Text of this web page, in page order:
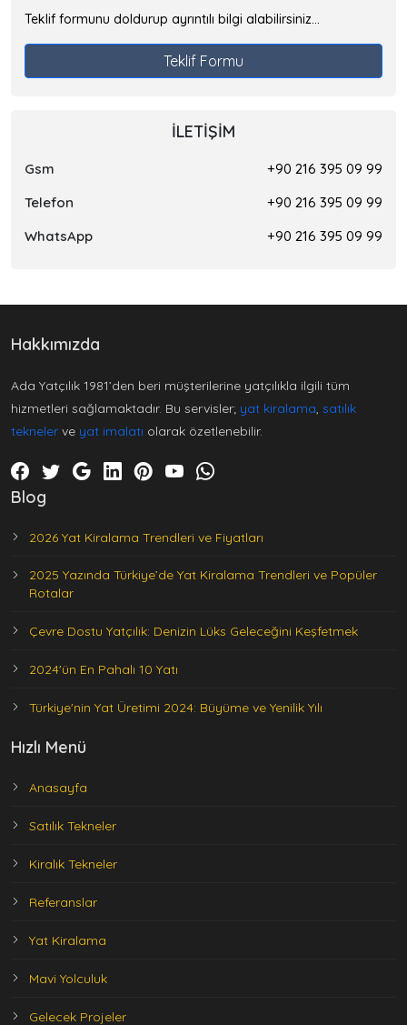
Teklif formunu doldurup ayrıntılı bilgi alabilirsiniz...
Teklif Formu
İLETIŞIM
Gsm
+90 216 395 09 99
Telefon
+90 216 395 09 99
WhatsApp
+90 216 395 09 99
Hakkımızda
Ada Yatçılık 1981’den beri müşterilerine yatçılıkla ilgili tüm
hizmetleri sağlamaktadır. Bu servisler; yat kiralama, satılık
tekneler ve yat imalatı olarak özetlenebilir.
Blog
2026 Yat Kiralama Trendleri ve Fiyatları
2025 Yazında Türkiye’de Yat Kiralama Trendleri ve Popüler
Rotalar
Çevre Dostu Yatçılık: Denizin Lüks Geleceğini Keşfetmek
2024'ün En Pahalı 10 Yatı
Türkiye'nin Yat Üretimi 2024: Büyüme ve Yenilik Yılı
Hızlı Menü
Anasayfa
Satılık Tekneler
Kiralık Tekneler
Referanslar
Yat Kiralama
Mavi Yolculuk
Gelecek Projeler